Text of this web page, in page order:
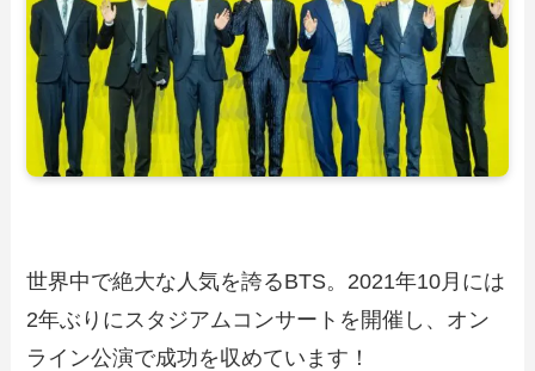
世界中で絶大な人気を誇るBTS。2021年10月には
2年ぶりにスタジアムコンサートを開催し、オン
ライン公演で成功を収めています！